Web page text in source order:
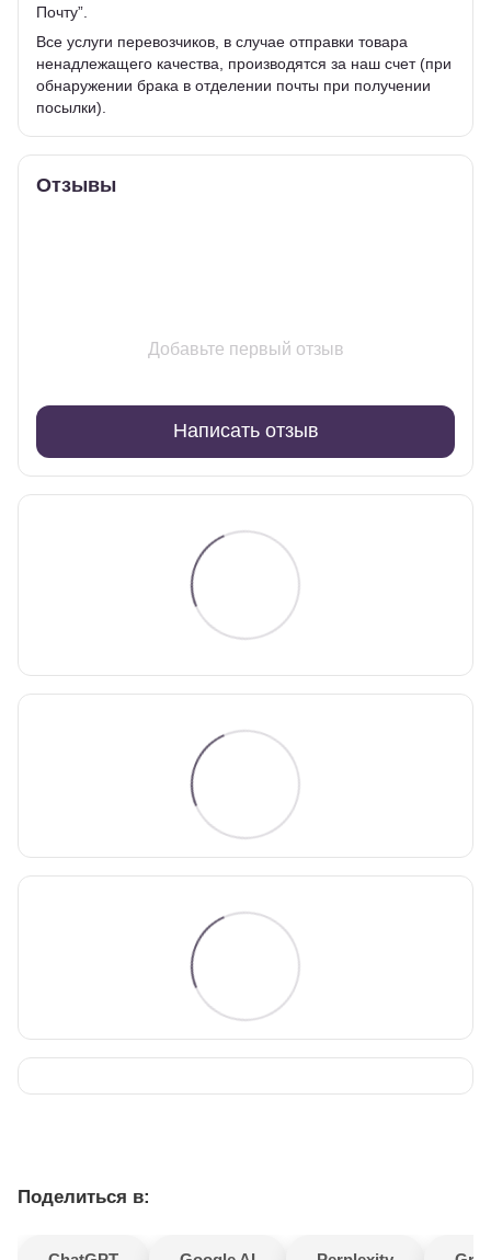
Почту”.
Все услуги перевозчиков, в случае отправки товара
ненадлежащего качества, производятся за наш счет (при
обнаружении брака в отделении почты при получении
посылки).
Отзывы
Добавьте первый отзыв
Написать отзыв
Поделиться в: